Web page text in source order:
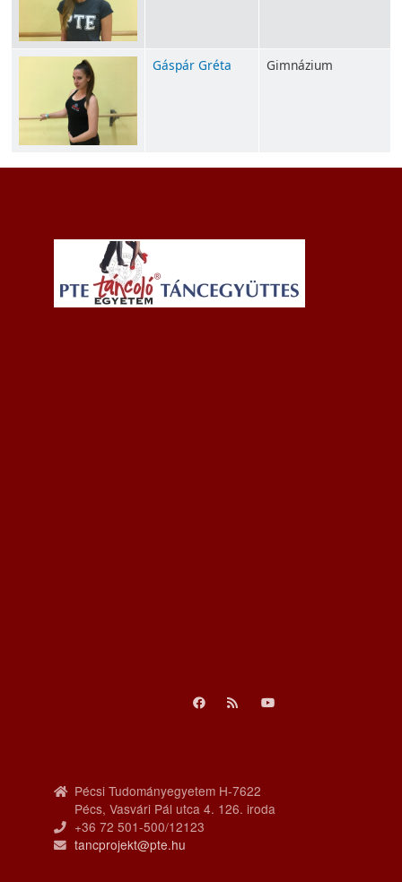
Gáspár Gréta Gimnázium
Pécsi Tudományegyetem H-7622
Pécs, Vasvári Pál utca 4. 126. iroda
+36 72 501-500/12123
tancprojekt@pte.hu